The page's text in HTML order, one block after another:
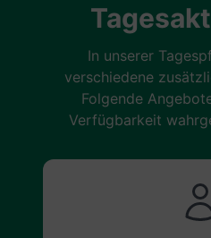
In unserer
verschiedene
Folgende
Verfügbarkeit